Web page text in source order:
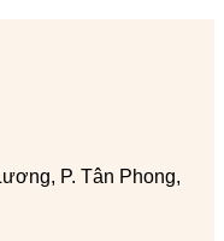
P. Tân Phong,